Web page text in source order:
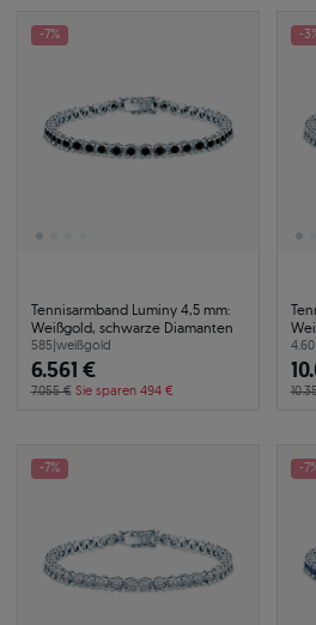
-7%
Tennisarmband Luminy 4,5 mm:
Weißgold, schwarze Diamanten
585|weißgold
6.561 €
7.055 € Sie sparen 494 €
-
-7% -